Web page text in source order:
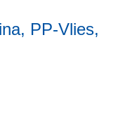
PP-Vlies,